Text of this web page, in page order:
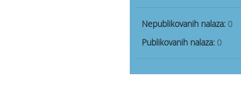
Nepublikovanih nalaza: 0
Publikovanih nalaza: 0